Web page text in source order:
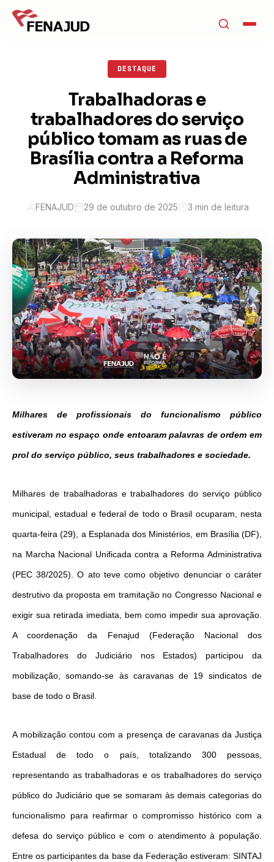
DESTAQUE
Trabalhadoras e
trabalhadores do serviço
público tomam as ruas de
Brasília contra a Reforma
Administrativa
FENAJUD 29 de outubro de 2025 3 min de leitura
Milhares de profissionais do funcionalismo público
estiveram no espaço onde entoaram palavras de ordem em
prol do serviço público, seus trabalhadores e sociedade.
Milhares de trabalhadoras e trabalhadores do serviço público
municipal, estadual e federal de todo o Brasil ocuparam, nesta
quarta-feira (29), a Esplanada dos Ministérios, em Brasília (DF),
na Marcha Nacional Unificada contra a Reforma Administrativa
(PEC 38/2025). O ato teve como objetivo denunciar o caráter
destrutivo da proposta em tramitação no Congresso Nacional e
exigir sua retirada imediata, bem como impedir sua aprovação.
A coordenação da Fenajud (Federação Nacional dos
Trabalhadores do Judiciário nos Estados) participou da
mobilização, somando-se às caravanas de 19 sindicatos de
base de todo o Brasil.
A mobilização contou com a presença de caravanas da Justiça
Estadual de todo o país, totalizando 300 pessoas,
representando as trabalhadoras e os trabalhadores do serviço
público do Judiciário que se somaram às demais categorias do
funcionalismo para reafirmar o compromisso histórico com a
defesa do serviço público e com o atendimento à população.
Entre os participantes da base da Federação estiveram: SINTAJ